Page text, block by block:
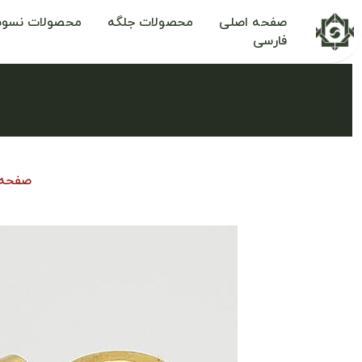
صفحه اصلی محصولات جلگه
محصولات
فارسی